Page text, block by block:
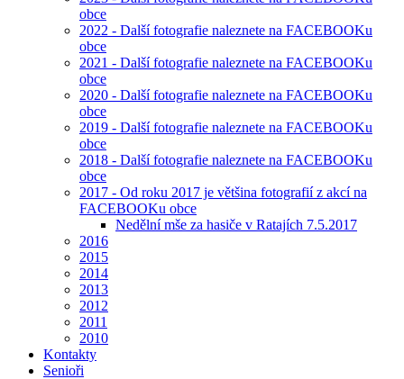
obce
2022 - Další fotografie naleznete na FACEBOOKu
obce
2021 - Další fotografie naleznete na FACEBOOKu
obce
2020 - Další fotografie naleznete na FACEBOOKu
obce
2019 - Další fotografie naleznete na FACEBOOKu
obce
2018 - Další fotografie naleznete na FACEBOOKu
obce
2017 - Od roku 2017 je většina fotografií z akcí na
FACEBOOKu obce
Nedělní mše za hasiče v Ratajích 7.5.2017
2016
2015
2014
2013
2012
2011
2010
Kontakty
Senioři